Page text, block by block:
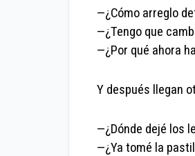
—¿Cómo arreglo
—¿Tengo que
—¿Por qué ahora
Y después llegan
—¿Dónde dejé los
—¿Ya tomé la